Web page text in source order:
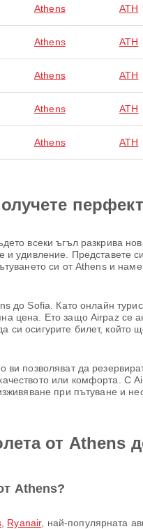
Athens ATH
Athens ATH
Athens ATH
Athens ATH
Athens ATH
всеки ъгъл разкрива
и удивление. Представете
си от Athens и
Sofia. Като онлайн
цена. Ето защо Airpaz се
осигурите билет, който
позволяват да
или комфорта. С
при пътуване и
от Athens
Athens?
, Ryanair, най-популярната